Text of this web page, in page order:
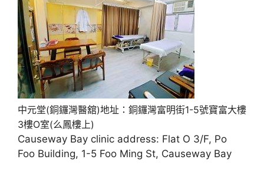
中元堂(銅鑼灣醫舘)地址：銅鑼灣富明街1-5號寶富大樓
3樓O室(么鳳樓上)
Causeway Bay clinic address: Flat O 3/F, Po
Foo Building, 1-5 Foo Ming St, Causeway Bay